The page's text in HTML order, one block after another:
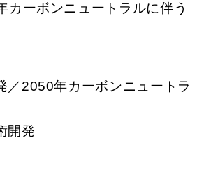
ーボンニュートラルに伴う
／2050年カーボンニュートラ
開発